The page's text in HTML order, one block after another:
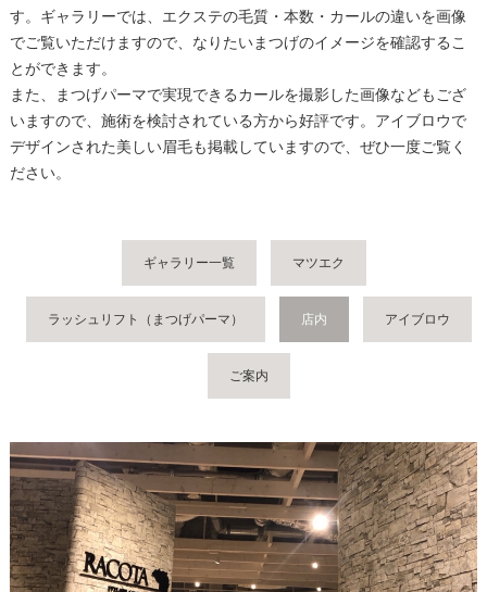
す。ギャラリーでは、エクステの毛質・本数・カールの違いを画像
でご覧いただけますので、なりたいまつげのイメージを確認するこ
とができます。
また、まつげパーマで実現できるカールを撮影した画像などもござ
いますので、施術を検討されている方から好評です。アイブロウで
デザインされた美しい眉毛も掲載していますので、ぜひ一度ご覧く
ださい。
ギャラリー一覧 マツエク
ラッシュリフト（まつげパーマ） 店内 アイブロウ
ご案内